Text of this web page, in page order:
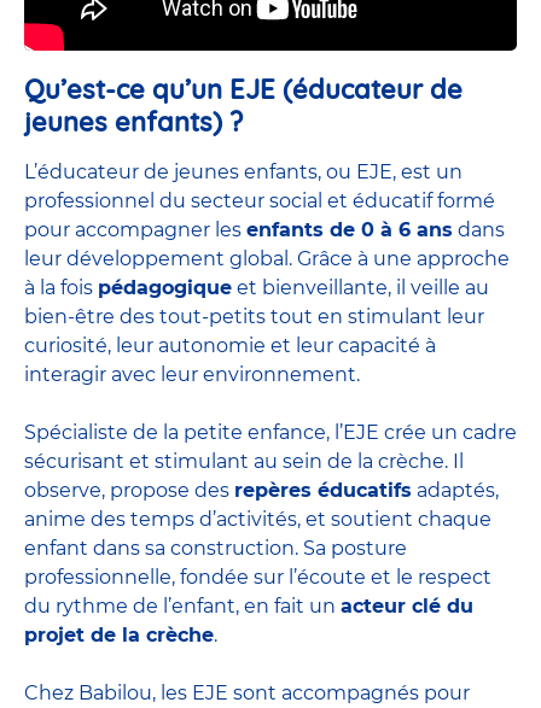
Qu’est-ce qu’un EJE (éducateur de
jeunes enfants) ?
L’éducateur de jeunes enfants, ou EJE, est un
professionnel du secteur social et éducatif formé
pour accompagner les enfants de 0 à 6 ans dans
leur développement global. Grâce à une approche
à la fois pédagogique et bienveillante, il veille au
bien-être des tout-petits tout en stimulant leur
curiosité, leur autonomie et leur capacité à
interagir avec leur environnement.
Spécialiste de la petite enfance, l’EJE crée un cadre
sécurisant et stimulant au sein de la crèche. Il
observe, propose des repères éducatifs adaptés,
anime des temps d’activités, et soutient chaque
enfant dans sa construction. Sa posture
professionnelle, fondée sur l’écoute et le respect
du rythme de l’enfant, en fait un acteur clé du
projet de la crèche.
Chez Babilou, les EJE sont accompagnés pour